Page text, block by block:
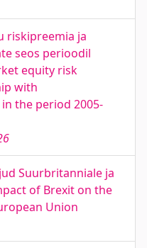
riskipreemia ja
seos perioodil
equity risk
with
the period 2005-
Suurbritanniale ja
of Brexit on the
Union